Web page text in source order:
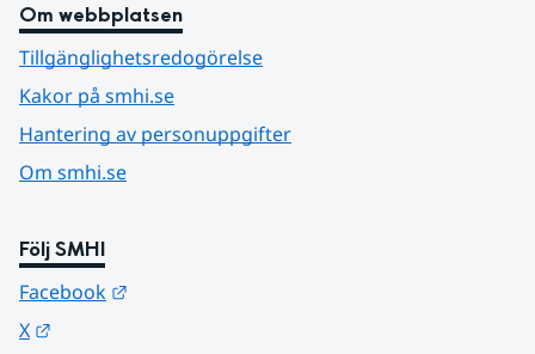
Om webbplatsen
Tillgänglighetsredogörelse
Kakor på smhi.se
Hantering av personuppgifter
Om smhi.se
Följ SMHI
Facebook
X